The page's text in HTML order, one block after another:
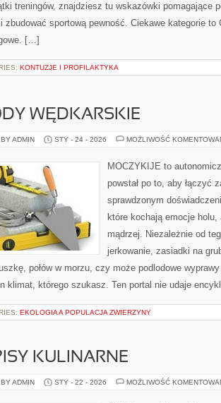
treningów, znajdziesz tu wskazówki pomagające
zbudować sportową pewność. Ciekawe kategorie
[…]
KONTUZJE I PROFILAKTYKA
WĘDKARSKIE
ADMIN STY - 24 - 2026 MOŻLIWOŚĆ
MOCZYKIJE to
powstał po to, aby łączyć
sprawdzonym
które kochają emocje
mądrzej. Niezależnie od
jerkowanie, zasiadki na
połów w morzu, czy może podlodowe
klimat, którego szukasz. Ten portal nie udaje
EKOLOGIA A POPULACJA ZWIERZYNY
KULINARNE
ADMIN STY - 22 - 2026 MOŻLIWOŚĆ